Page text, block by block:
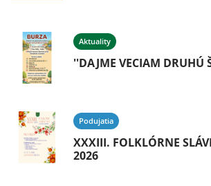
Aktuality
''DAJME VECIAM DRUHÚ
Podujatia
XXXIII. FOLKLÓRNE
2026